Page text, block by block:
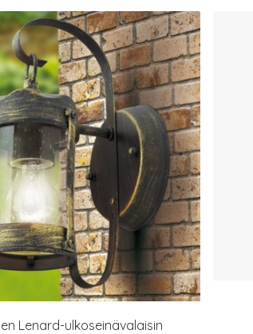
Lenard-ulkoseinävalaisin